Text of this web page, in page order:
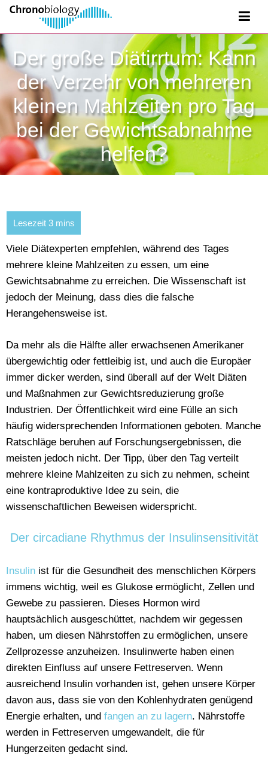
Der große Diätirrtum: Kann
der Verzehr von mehreren
kleinen Mahlzeiten pro Tag
bei der Gewichtsabnahme
helfen?
Viele Diätexperten empfehlen, während des Tages
mehrere kleine Mahlzeiten zu essen, um eine
Gewichtsabnahme zu erreichen. Die Wissenschaft ist
jedoch der Meinung, dass dies die falsche
Herangehensweise ist.
Da mehr als die Hälfte aller erwachsenen Amerikaner
übergewichtig oder fettleibig ist, und auch die Europäer
immer dicker werden, sind überall auf der Welt Diäten
und Maßnahmen zur Gewichtsreduzierung große
Industrien. Der Öffentlichkeit wird eine Fülle an sich
häufig widersprechenden Informationen geboten. Manche
Ratschläge beruhen auf Forschungsergebnissen, die
meisten jedoch nicht. Der Tipp, über den Tag verteilt
mehrere kleine Mahlzeiten zu sich zu nehmen, scheint
eine kontraproduktive Idee zu sein, die
wissenschaftlichen Beweisen widerspricht.
Der circadiane Rhythmus der Insulinsensitivität
Insulin ist für die Gesundheit des menschlichen Körpers
immens wichtig, weil es Glukose ermöglicht, Zellen und
Gewebe zu passieren. Dieses Hormon wird
hauptsächlich ausgeschüttet, nachdem wir gegessen
haben, um diesen Nährstoffen zu ermöglichen, unsere
Zellprozesse anzuheizen. Insulinwerte haben einen
direkten Einfluss auf unsere Fettreserven. Wenn
ausreichend Insulin vorhanden ist, gehen unsere Körper
davon aus, dass sie von den Kohlenhydraten genügend
Energie erhalten, und fangen an zu lagern. Nährstoffe
werden in Fettreserven umgewandelt, die für
Hungerzeiten gedacht sind.